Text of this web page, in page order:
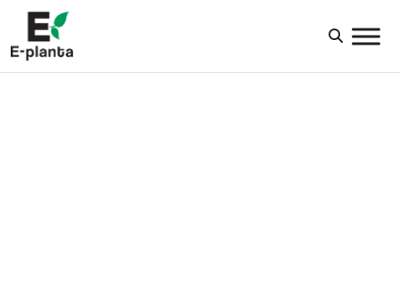
HUVUDNAVIGERING